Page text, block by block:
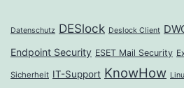
Datenschutz DESlock Deslock Client
Endpoint Security ESET Mail Security
Sicherheit IT-Support KnowHow